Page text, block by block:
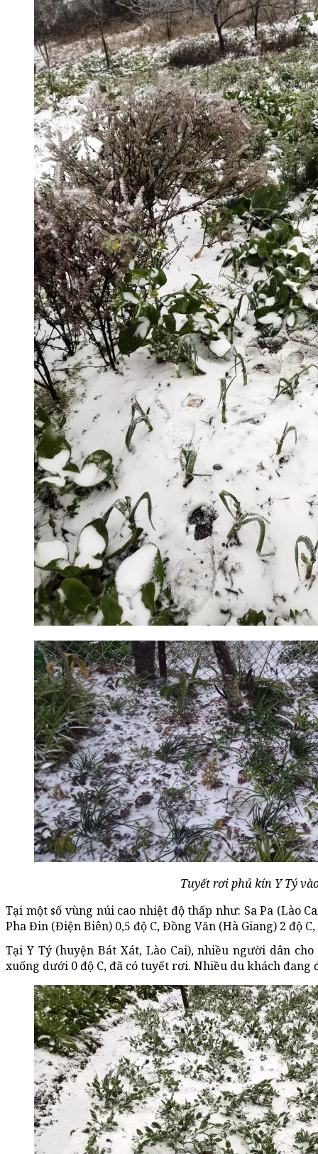
Tuyết rơi phủ kín Y Tý
Tại một số vùng núi cao nhiệt độ thấp như: Sa Pa (Lào
Pha Đin (Điện Biên) 0,5 độ C, Đồng Văn (Hà Giang) 2 độ C,
Tại Y Tý (huyện Bát Xát, Lào Cai), nhiều người dân
xuống dưới 0 độ C, đã có tuyết rơi. Nhiều du khách đang